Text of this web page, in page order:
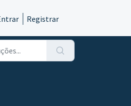
Registrar